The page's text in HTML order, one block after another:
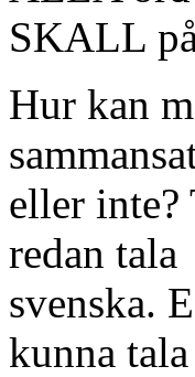
SKALL
Hur kan
eller inte?
redan tala
svenska.
kunna tala